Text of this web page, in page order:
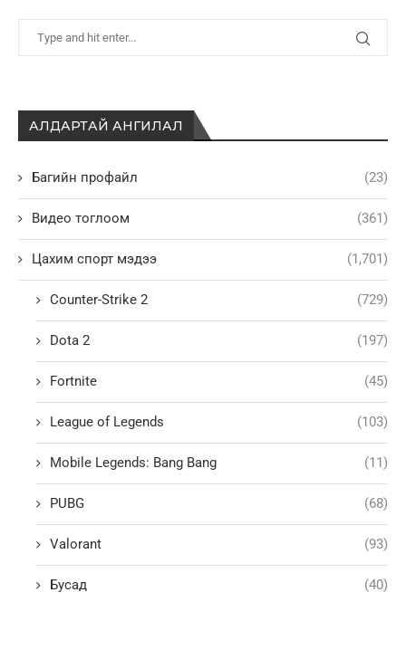
АЛДАРТАЙ АНГИЛАЛ
Багийн профайл (23)
Видео тоглоом (361)
Цахим спорт мэдээ (1,701)
Counter-Strike 2 (729)
Dota 2 (197)
Fortnite (45)
League of Legends (103)
Mobile Legends: Bang Bang (11)
PUBG (68)
Valorant (93)
Бусад (40)